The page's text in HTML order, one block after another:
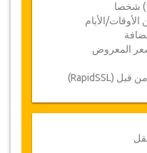
الأيام
المعروض